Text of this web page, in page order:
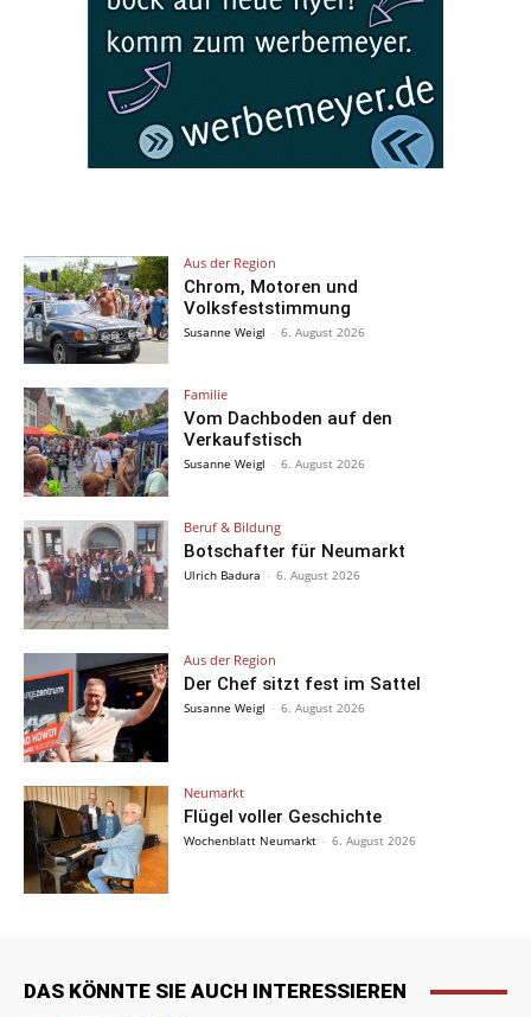
Aus der Region
Chrom, Motoren und
Volksfeststimmung
Susanne Weigl - 6. August 2026
Familie
Vom Dachboden auf den
Verkaufstisch
Susanne Weigl - 6. August 2026
Beruf & Bildung
Botschafter für Neumarkt
Ulrich Badura - 6. August 2026
Aus der Region
Der Chef sitzt fest im Sattel
Susanne Weigl - 6. August 2026
Neumarkt
Flügel voller Geschichte
Wochenblatt Neumarkt - 6. August 2026
DAS KÖNNTE SIE AUCH INTERESSIEREN